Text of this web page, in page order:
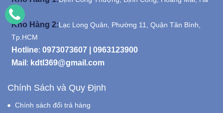
Nội
Kho Hàng 2:Lạc Long Quân, Phường 11, Quận Tân Bình,
Tp.HCM
Hotline: 0973073607
0963123900
Mail : kdtl369@gmail.com
Chính Sách và Quy Định
Chính sách đổi trả hàng